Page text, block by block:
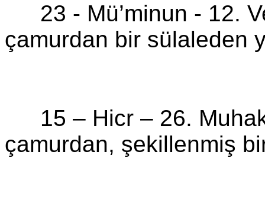
23 - Mü’minun - 12.
çamurdan bir sülaleden
15 – Hicr – 26.
çamurdan, şekillenmiş